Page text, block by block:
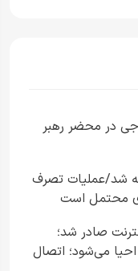
در محضر رهبر
شد/عملیات تصرف
محتمل است
صادر شد؛
می‌شود؛ اتصال